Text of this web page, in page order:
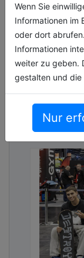
Wenn Sie
Informationen im
oder dort
Informationen
weiter zu geben.
gestalten und die
Nur
Mit dem
aktuellen
einen
08.06.2026,
events